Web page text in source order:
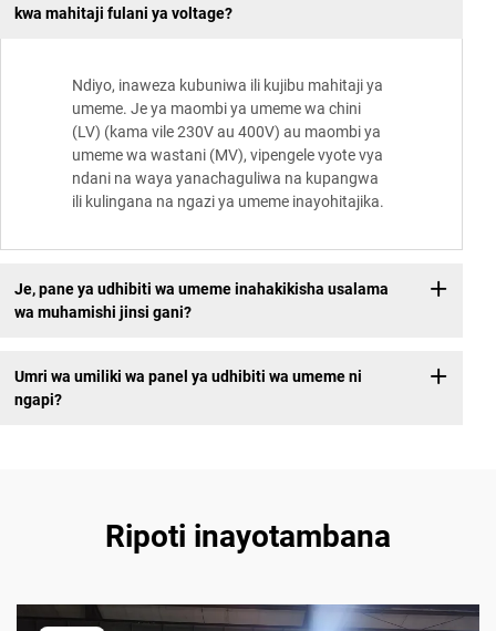
kwa mahitaji fulani ya voltage?
Ndiyo, inaweza kubuniwa ili kujibu mahitaji ya
umeme. Je ya maombi ya umeme wa chini
(LV) (kama vile 230V au 400V) au maombi ya
umeme wa wastani (MV), vipengele vyote vya
ndani na waya yanachaguliwa na kupangwa
ili kulingana na ngazi ya umeme inayohitajika.
Je, pane ya udhibiti wa umeme inahakikisha usalama
wa muhamishi jinsi gani?
Umri wa umiliki wa panel ya udhibiti wa umeme ni
ngapi?
Ripoti inayotambana